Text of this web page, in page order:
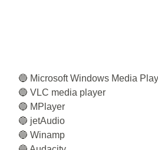
🔵 Microsoft Windows Media
🔵 VLC media player
🔵 MPlayer
🔵 jetAudio
🔵 Winamp